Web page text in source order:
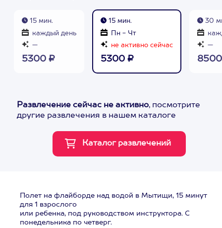
15 мин.
каждый день
—
5300 ₽
15 мин.
Пн - Чт
не активно сейчас
5300 ₽
30
—
Развлечение сейчас не активно, посмотрите
другие развлечения в нашем каталоге
Полет на флайборде над водой в Мытищи, 15 минут
для 1 взрослого
или ребенка, под руководством инструктора. С
понедельника по четверг.